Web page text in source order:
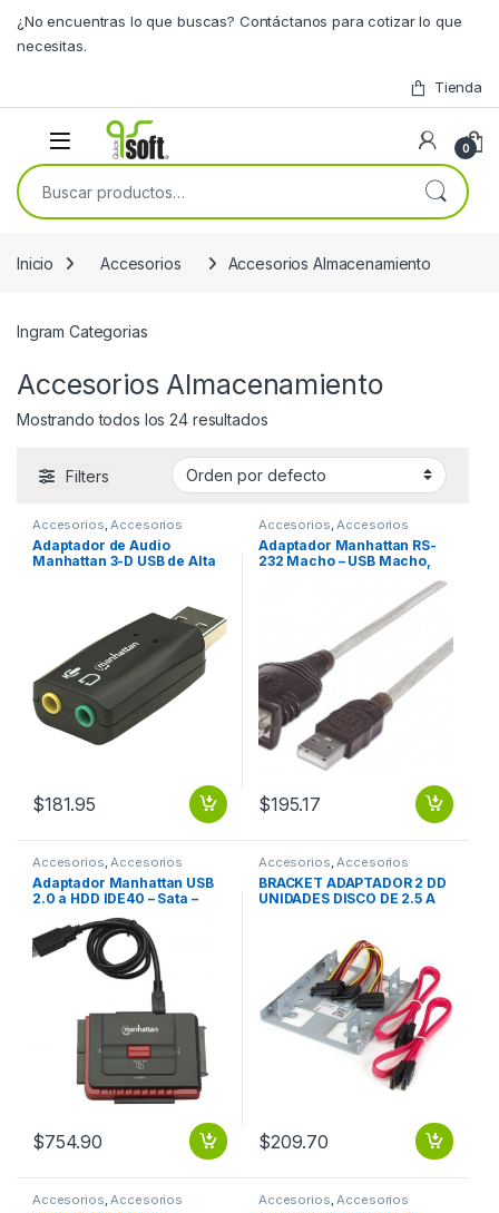
¿No encuentras lo que buscas? Contáctanos para cotizar lo que
necesitas.
Tienda
0
Buscar por:
Inicio Accesorios Accesorios Almacenamiento
Ingram Categorias
Accesorios Almacenamiento
Mostrando todos los 24 resultados
Filters
Accesorios,Accesorios
Almacenamiento
Adaptador de Audio
Manhattan 3-D USB de Alta
$181.95
Accesorios,Accesorios
Almacenamiento
Adaptador Manhattan RS-
232 Macho – USB Macho,
SERIAL DB9 RS232 45CM M-
$195.17
Accesorios Accesorios
Almacenamiento
Adaptador Manhattan USB
2.0 a HDD IDE40 – Sata –
5.25
$754.90
Accesorios Accesorios
Almacenamiento
BRACKET ADAPTADOR 2 DD
UNIDADES DISCO DE 2.5 A
$209.70
Accesorios Accesorios Accesorios Accesorios